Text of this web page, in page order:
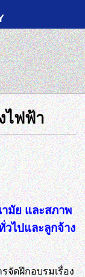
ไฟฟ้า
มัย และสภาพ
ไปและลูกจ้าง
ดฝึกอบรมเรื่อง